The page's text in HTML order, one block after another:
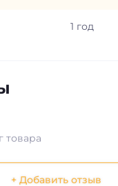
1 год
товара
+ Добавить отзыв